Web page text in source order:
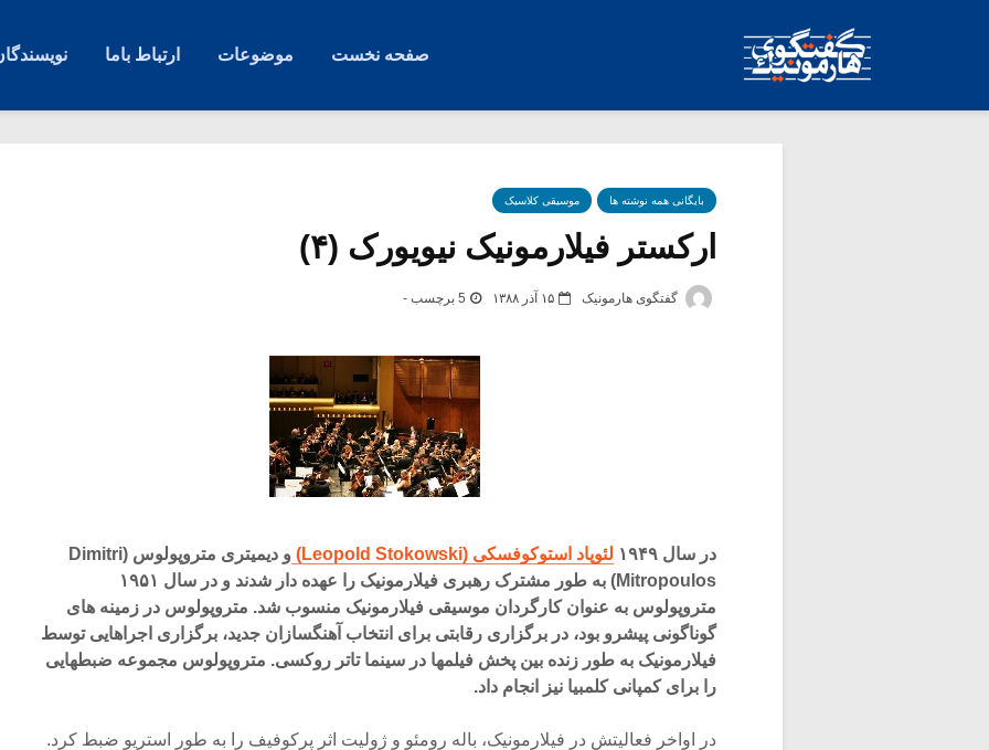
صفحه نخست موضوعات ارتباط باما
بایگانی همه نوشته ها موسیقی کلاسیک
ارکستر فیلارمونیک نیویورک (۴)
گفتگوی هارمونیک ۱۵ آذر ۱۳۸۸ 5 برچسب -
در سال ۱۹۴۹ لئوپاد استوکوفسکی (Leopold Stokowski)
و دیمیتری متروپولوس (Dimitri
Mitropoulos) به طور مشترک رهبری فیلارمونیک را عهده دار شدند و در سال ۱۹۵۱
متروپولوس به عنوان کارگردان موسیقی فیلارمونیک منسوب شد. متروپولوس در زمینه های
گوناگونی پیشرو بود، در برگزاری رقابتی برای انتخاب آهنگسازان جدید، برگزاری اجراهایی توسط
فیلارمونیک به طور زنده بین پخش فیلمها در سینما تاتر روکسی. متروپولوس مجموعه ضبطهایی
را برای کمپانی کلمبیا نیز انجام داد.
در اواخر فعالیتش در فیلارمونیک، باله رومئو و ژولیت اثر پرکوفیف را به طور استریو ضبط کرد.